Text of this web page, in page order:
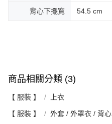
背心下擺寬 54.5 cm
商品相關分類 (3)
【 服裝 】 上衣
【 服裝 】 外套 / 外罩衣 / 背心